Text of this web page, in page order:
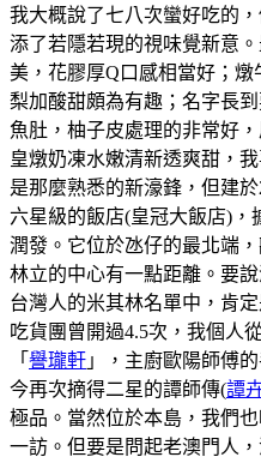
我大概說了七八次蠻好吃的
添了若隱若現的視味覺新意
美，花膠厚Q口感相當好；
梨加酸甜頗為有趣；名字長
魚肚，柚子皮處理的非常好
皇燉奶凍水嫩清新透爽甜，
是那麼熟悉的新濠鋒，但建
六星級的飯店(皇冠大飯店)，
潤發。它位於氹仔的最北端
林立的中心有一點距離。要
台灣人的米其林名單中，肯
吃貨團曾開過4.5次，我個人
「 譽瓏軒 」，主廚歐陽師傅
今再次摘得二星的譚師傳(譚
極品。當然位於本島，我們
一訪。但要是問起老澳門人